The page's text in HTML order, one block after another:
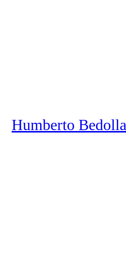
Humberto Bedolla